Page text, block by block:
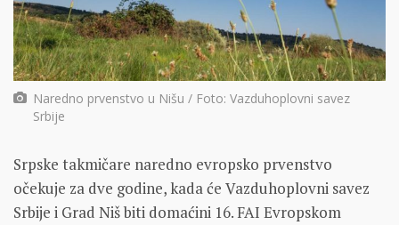
Naredno prvenstvo u Nišu / Foto: Vazduhoplovni savez
Srbije
Srpske takmičare naredno evropsko prvenstvo
očekuje za dve godine, kada će Vazduhoplovni savez
Srbije i Grad Niš biti domaćini 16. FAI Evropskom